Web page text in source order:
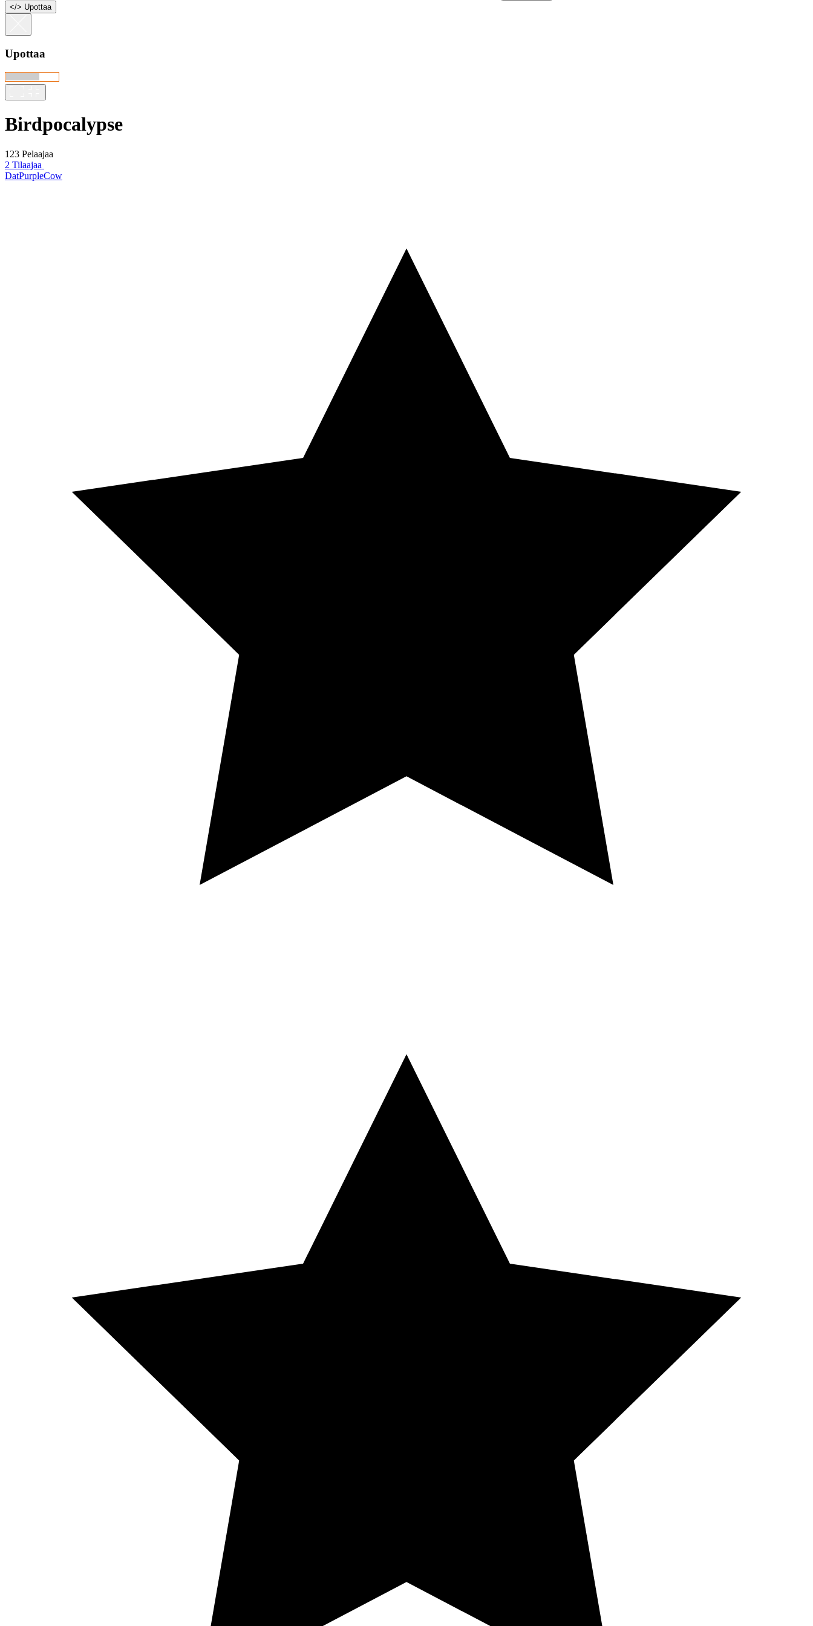
</> Upottaa
Upottaa
Birdpocalypse
123 Pelaajaa
2 Tilaajaa
DatPurpleCow